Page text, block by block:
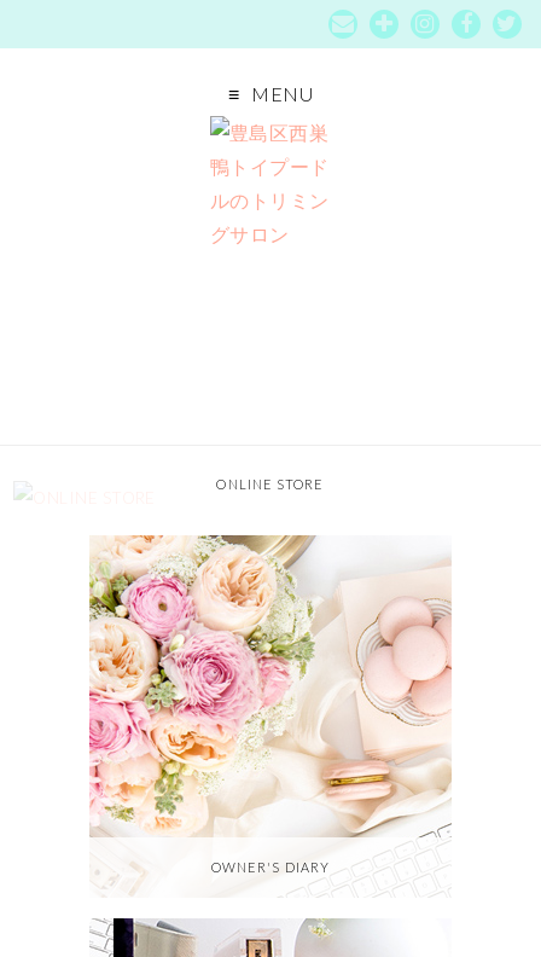
MENU
ONLINE STORE
OWNER'S DIARY